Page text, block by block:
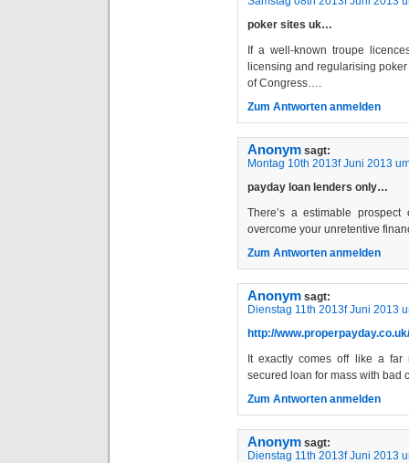
poker sites uk…
If a well-known troupe
licensing and regularising
of Congress….
Zum Antworten anmelden
Anonym sagt:
Montag 10th 2013f Juni 2013
payday loan lenders only…
There’s a estimable
overcome your unretentive
Zum Antworten anmelden
Anonym sagt:
Dienstag 11th 2013f Juni 2013
http://
It exactly comes off like a far
secured loan for mass with bad
Zum Antworten anmelden
Anonym sagt:
Dienstag 11th 2013f Juni 2013